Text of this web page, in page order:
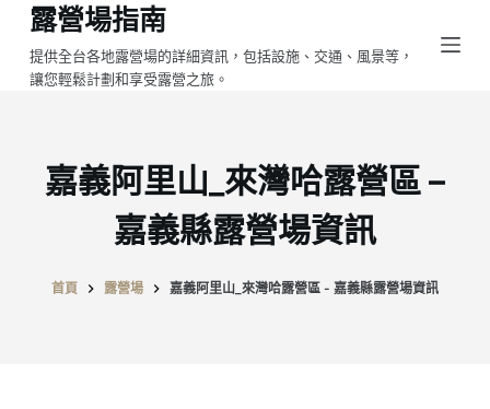
跳
至
主
露營場指南
提供全台各地露營場的詳細資訊，包括設施、交通、風景等，
讓您輕鬆計劃和享受露營之旅。
嘉義阿里山_來灣哈露營區 –
嘉義縣露營場資訊
首頁 露營場 嘉義阿里山_來灣哈露營區 - 嘉義縣露營場資訊